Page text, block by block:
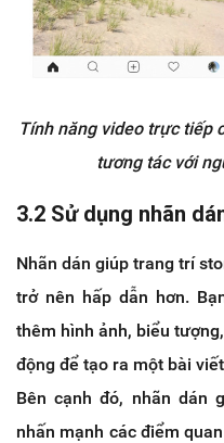
Tính năng video trực tiếp
tương tác với
3.2 Sử dụng nhãn
Nhãn dán giúp trang trí
trở nên hấp dẫn hơn.
thêm hình ảnh, biểu
động để tạo ra một bài
Bên cạnh đó, nhãn dán
nhấn mạnh các điểm